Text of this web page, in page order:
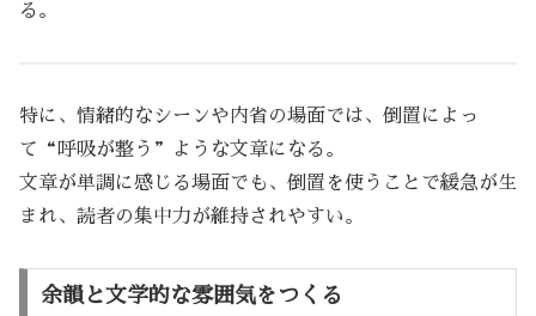
る。
特に、情緒的なシーンや内省の場面では、倒置によっ
て“呼吸が整う”ような文章になる。
文章が単調に感じる場面でも、倒置を使うことで緩急が生
まれ、読者の集中力が維持されやすい。
余韻と文学的な雰囲気をつくる